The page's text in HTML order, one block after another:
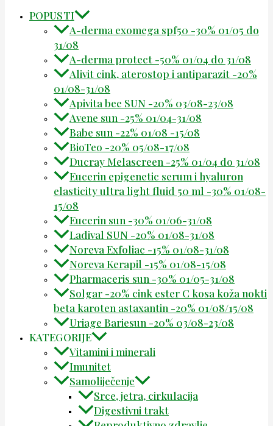
POPUSTI
A-derma exomega spf50 -30% 01/05 do
31/08
A-derma protect -50% 01/04 do 31/08
Alivit cink, aterostop i antiparazit -20%
01/08-31/08
Apivita bee SUN -20% 03/08-23/08
Avene sun -25% 01/04-31/08
Babe sun -22% 01/08 -15/08
BioTeo -20% 05/08-17/08
Ducray Melascreen -25% 01/04 do 31/08
Eucerin epigenetic serum i hyaluron
elasticity ultra light fluid 50 ml -30% 01/08-
15/08
Eucerin sun -30% 01/06-31/08
Ladival SUN -20% 01/08-31/08
Noreva Exfoliac -15% 01/08-31/08
Noreva Kerapil -15% 01/08-15/08
Pharmaceris sun -30% 01/05-31/08
Solgar -20% cink ester C kosa koža nokti
beta karoten astaxantin -20% 01/08/15/08
Uriage Bariesun -20% 03/08-23/08
KATEGORIJE
Vitamini i minerali
Imunitet
Samoliječenje
Srce, jetra, cirkulacija
Digestivni trakt